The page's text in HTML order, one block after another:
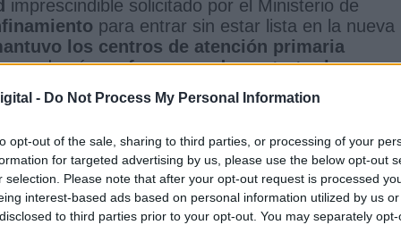
- Do Not Process My Personal Information
opt-out of the sale, sharing to third parties, or processing of your
for targeted advertising by us, please use the below opt-out
selection. Please note that after your opt-out request is processed
interest-based ads based on personal information utilized by us
to third parties prior to your opt-out. You may separately
imprescindible solicitado por el Ministerio de
para entrar sin estar lista en la nueva
los centros de atención primaria
y ademásno fue capaz de contratar los
algo que los científicos internacionales,
revista Lancet, es la principal causa de la
oleadacomenzaron a partir de las 22:00